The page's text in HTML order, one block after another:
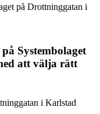
på Drottninggatan i
Systembolaget
att välja rätt
i Karlstad